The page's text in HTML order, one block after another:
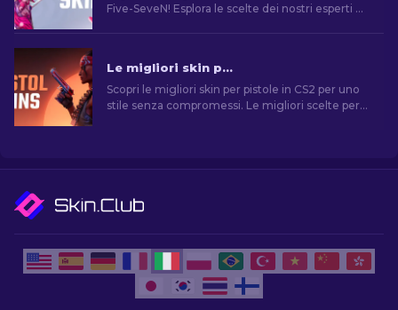
Five-SeveN! Esplora le scelte dei nostri esperti e
Le migliori skin per pistola in CS2 [2026]
Scopri le migliori skin per pistole in CS2 per uno
stile senza compromessi. Le migliori scelte per